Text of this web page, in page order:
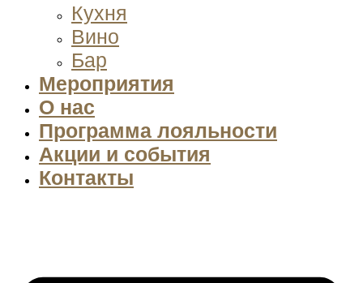
Кухня
Вино
Бар
Мероприятия
О нас
Программа лояльности
Акции и события
Контакты